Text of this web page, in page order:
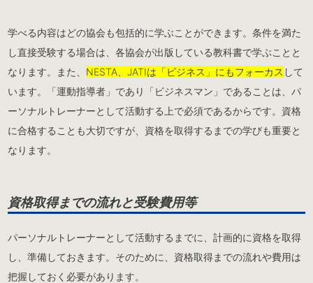
学べる内容はどの協会も包括的に学ぶことができます。条件を満た
し直接受験する場合は、各協会が出版している教科書で学ぶことと
なります。また、 NESTA、JATIは「ビジネス」にもフォーカス して
います。「運動指導者」であり「ビジネスマン」であることは、パ
ーソナルトレーナーとして活動する上で必須であるからです。資格
に合格することも大切ですが、資格を取得するまでの学びも重要と
なります。
資格取得までの流れと受験費用等
パーソナルトレーナーとして活動するまでに、計画的に資格を取得
し、準備しておきます。そのために、資格取得までの流れや費用は
把握しておく必要があります。